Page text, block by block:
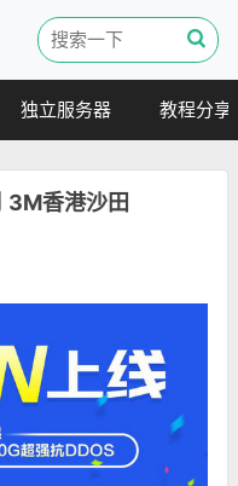
独立服务器 教程分享
香港沙田